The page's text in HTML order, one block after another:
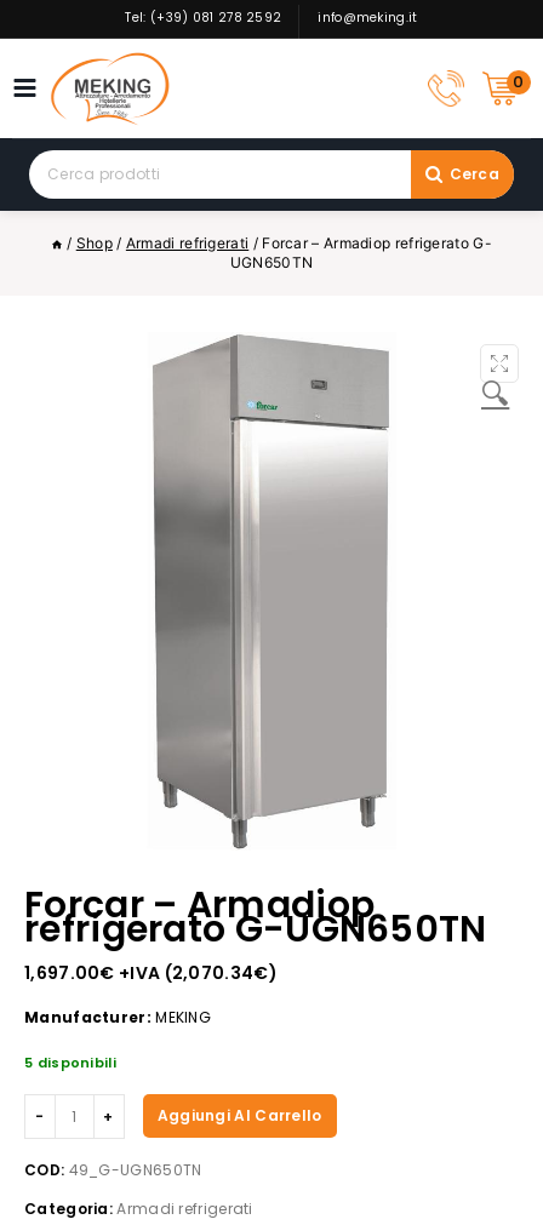
to
Tel: (+39) 081 278 2592 info@meking.it
0
Search
for:
Cerca
/ Shop / Armadi refrigerati / Forcar – Armadiop refrigerato G-
UGN650TN
🔍
Forcar – Armadiop
refrigerato G-UGN650TN
1,697.00€ +IVA (2,070.34€)
Manufacturer: MEKING
5 disponibili
Forcar
-
Armadiop
G-
Aggiungi Al Carrello
COD: 49_G-UGN650TN
Categoria:Armadi refrigerati